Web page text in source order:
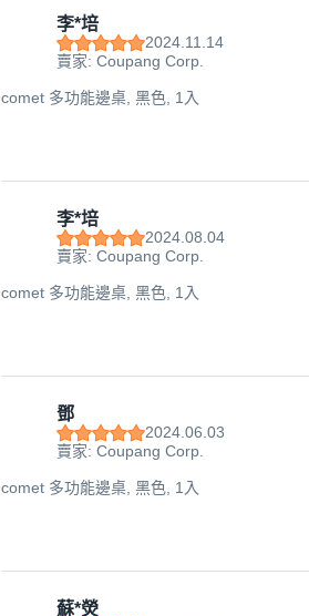
李*培
2024.11.14
賣家: Coupang Corp.
comet 多功能邊桌, 黑色, 1入
李*培
2024.08.04
賣家: Coupang Corp.
comet 多功能邊桌, 黑色, 1入
鄧
2024.06.03
賣家: Coupang Corp.
comet 多功能邊桌, 黑色, 1入
蘇*熒